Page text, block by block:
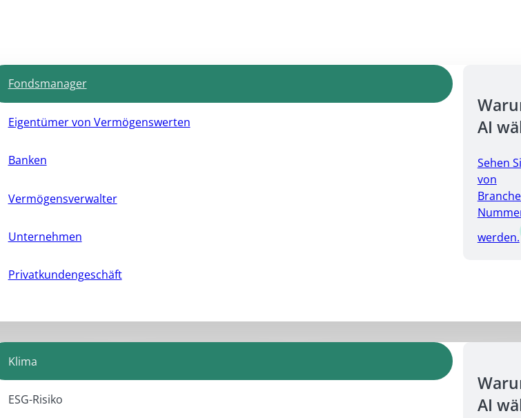
Fondsmanager
Eigentümer von Vermögenswerten
Banken
Vermögensverwalter
Unternehmen
Privatkundengeschäft
AI
Sehen
von
werden.
Klima
ESG-Risiko
AI